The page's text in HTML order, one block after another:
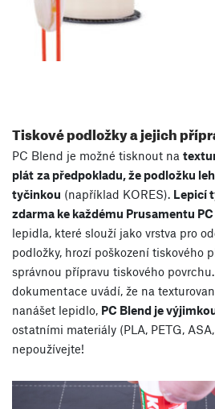
Tiskové podložky a jejich
PC Blend je možné tisknout na
plát za předpokladu, že podložku
tyčinkou (například KORES). Lepicí
zdarma ke každému Prusamentu
lepidla, které slouží jako vrstva pro
podložky, hrozí poškození tiskového
správnou přípravu tiskového povrchu.
dokumentace uvádí, že na
nanášet lepidlo, PC Blend je
ostatními materiály (PLA, PETG,
nepoužívejte!